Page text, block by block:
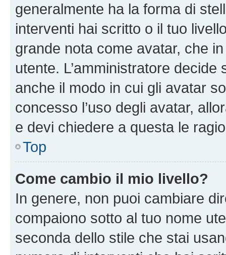
generalmente ha la forma di
interventi hai scritto o il tuo
grande nota come avatar, che
utente. L’amministratore
anche il modo in cui gli avatar
concesso l’uso degli avatar,
e devi chiedere a questa le
Top
Come cambio il mio livello?
In genere, non puoi cambiare
compaiono sotto al tuo nome
seconda dello stile che stai